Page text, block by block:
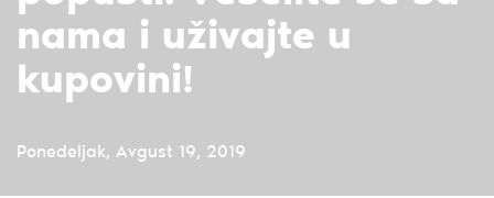
nama i uživajte u
kupovini!
Ponedeljak, Avgust 19, 2019